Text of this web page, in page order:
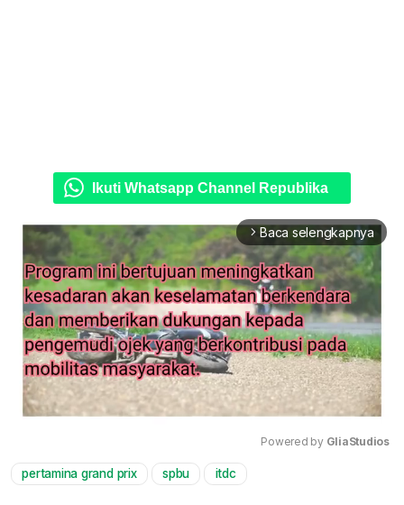
Ikuti Whatsapp Channel Republika
arrow_forward_ios Baca selengkapnya
Powered by GliaStudios
pertamina grand prix spbu itdc